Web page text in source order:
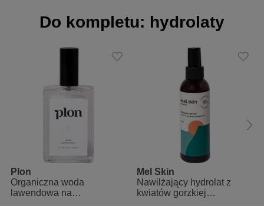
Zalety
olej tłoczony jest z pestek śliwek słynnej odmiany Ente (w
postaci suszonej znane jako śliwki z Agen), uwielbianych za
niezwykłą słodycz i pełnię smaku. Aromat oleju w pełni to
odzwierciedla: pachnie intensywnie słodkim marcepanem z
podtonami suszonych owoców, wędzonej śliwki i czekolady
jest lekki, bogaty w teksturze, wchłania się szybko zostawiając
skórę aksamitną i gładką, z delikatnym filmem, ale bez
bardzo dobrze tolerowany przez większość typów cer, w
szczególności polecany do cery suchej, dojrzałej i
podrażnionej, a także naczyniowej
zalicza się go do tzw olejów niskokomodogennych - nie
obciąża skóry i nie zapycha porów
Do kompletu: hydrolaty
Plon
Organiczna woda
lawendowa na
Mel Skin
Nawilżający hydrolat z
kwiatów gorzkiej